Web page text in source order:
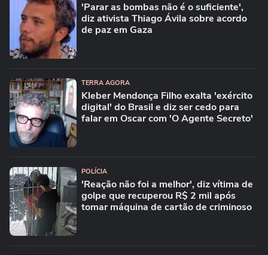
'Parar as bombas não é o suficiente',
diz ativista Thiago Ávila sobre acordo
de paz em Gaza
TERRA AGORA
Kleber Mendonça Filho exalta 'exército
digital' do Brasil e diz ser cedo para
falar em Oscar com 'O Agente Secreto'
POLÍCIA
'Reação não foi a melhor', diz vítima de
golpe que recuperou R$ 2 mil após
tomar máquina de cartão de criminoso